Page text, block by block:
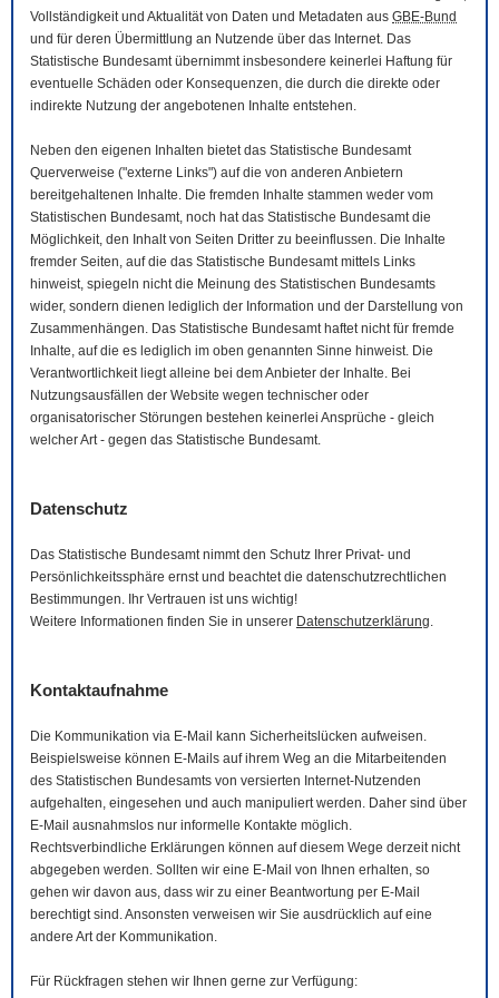
Vollständigkeit und Aktualität von Daten und Metadaten aus GBE-Bund
und für deren Übermittlung an Nutzende über das Internet. Das
Statistische Bundesamt übernimmt insbesondere keinerlei Haftung für
eventuelle Schäden oder Konsequenzen, die durch die direkte oder
indirekte Nutzung der angebotenen Inhalte entstehen.
Neben den eigenen Inhalten bietet das Statistische Bundesamt
Querverweise ("externe Links") auf die von anderen Anbietern
bereitgehaltenen Inhalte. Die fremden Inhalte stammen weder vom
Statistischen Bundesamt, noch hat das Statistische Bundesamt die
Möglichkeit, den Inhalt von Seiten Dritter zu beeinflussen. Die Inhalte
fremder Seiten, auf die das Statistische Bundesamt mittels Links
hinweist, spiegeln nicht die Meinung des Statistischen Bundesamts
wider, sondern dienen lediglich der Information und der Darstellung von
Zusammenhängen. Das Statistische Bundesamt haftet nicht für fremde
Inhalte, auf die es lediglich im oben genannten Sinne hinweist. Die
Verantwortlichkeit liegt alleine bei dem Anbieter der Inhalte. Bei
Nutzungsausfällen der Website wegen technischer oder
organisatorischer Störungen bestehen keinerlei Ansprüche - gleich
welcher Art - gegen das Statistische Bundesamt.
Datenschutz
Das Statistische Bundesamt nimmt den Schutz Ihrer Privat- und
Persönlichkeitssphäre ernst und beachtet die datenschutzrechtlichen
Bestimmungen. Ihr Vertrauen ist uns wichtig!
Weitere Informationen finden Sie in unserer Datenschutzerklärung.
Kontaktaufnahme
Die Kommunikation via E-Mail
kann Sicherheitslücken aufweisen.
Beispielsweise können E-Mails auf ihrem Weg an die Mitarbeitenden
des Statistischen Bundesamts von versierten Internet-Nutzenden
aufgehalten, eingesehen und auch manipuliert werden. Daher sind über
E-Mail ausnahmslos nur informelle Kontakte möglich.
Rechtsverbindliche Erklärungen können auf diesem Wege derzeit nicht
abgegeben werden. Sollten wir eine E-Mail von Ihnen erhalten, so
gehen wir davon aus, dass wir zu einer Beantwortung per E-Mail
berechtigt sind. Ansonsten verweisen wir Sie ausdrücklich auf eine
andere Art der Kommunikation.
Für Rückfragen stehen wir Ihnen gerne zur Verfügung: